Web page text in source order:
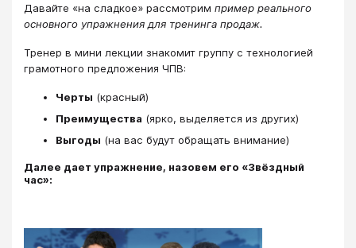
Давайте «на сладкое» рассмотрим пример реального
основного упражнения для тренинга продаж.
Тренер в мини лекции знакомит группу с технологией
грамотного предложения ЧПВ:
Черты (красный)
Преимущества (ярко, выделяется из других)
Выгоды (на вас будут обращать внимание)
Далее дает упражнение, назовем его «Звёздный
час»: